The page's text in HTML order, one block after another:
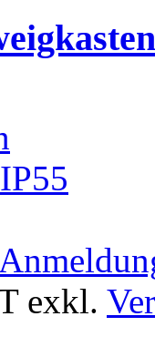
exkl.